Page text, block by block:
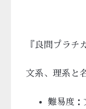
『良問プラチ
文系、理系と
難易度